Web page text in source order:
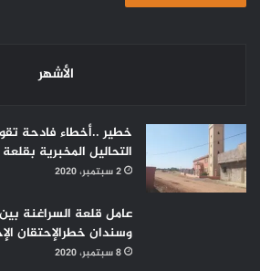
الأشهر
خطير ..أخطاء فادحة
التحاليل المخبرية
2 سبتمبر، 2020
عامل قلعة السراغنة
وسندان خطرالإحتقان
8 سبتمبر، 2020